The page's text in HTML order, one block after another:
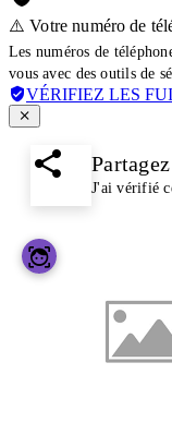
⚠️ Votre numéro de
Les numéros de
vous avec des outils de
VÉRIFIEZ LES
J'ai vérifié